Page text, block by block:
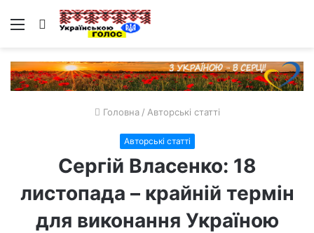
Меню Пошук
Головна / Авторські статті
Авторські статті
Сергій Власенко: 18
листопада – крайній термін
для виконання Україною